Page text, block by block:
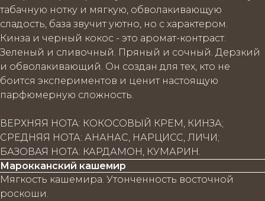
табачную нотку и мягкую, обволакивающую
сладость, база звучит уютно, но с характером.
Кинза и черный кокос - это аромат-контраст.
Зеленый и сливочный. Пряный и сочный. Дерзкий
и обволакивающий. Он создан для тех, кто не
боится экспериментов и ценит настоящую
парфюмерную сложность.
ВЕРХНЯЯ НОТА: КОКОСОВЫЙ КРЕМ, КИНЗА;
СРЕДНЯЯ НОТА: АНАНАС, НАРЦИСС, ЛИЧИ;
БАЗОВАЯ НОТА: КАРДАМОН, КУМАРИН.
Марокканский кашемир
Мягкость кашемира. Утонченность восточной
роскоши.